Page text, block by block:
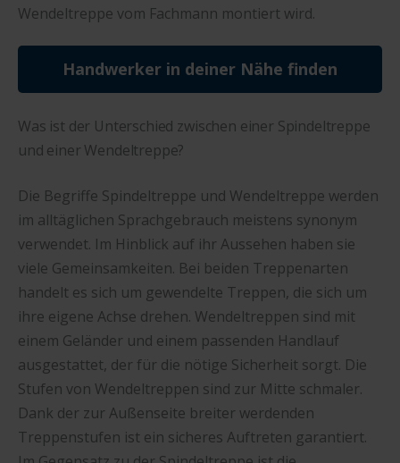
Wendeltreppe vom Fachmann montiert wird.
Handwerker in deiner Nähe finden
Was ist der Unterschied zwischen einer Spindeltreppe
und einer Wendeltreppe?
Die Begriffe Spindeltreppe und Wendeltreppe werden
im alltäglichen Sprachgebrauch meistens synonym
verwendet. Im Hinblick auf ihr Aussehen haben sie
viele Gemeinsamkeiten. Bei beiden Treppenarten
handelt es sich um gewendelte Treppen, die sich um
ihre eigene Achse drehen. Wendeltreppen sind mit
einem Geländer und einem passenden Handlauf
ausgestattet, der für die nötige Sicherheit sorgt. Die
Stufen von Wendeltreppen sind zur Mitte schmaler.
Dank der zur Außenseite breiter werdenden
Treppenstufen ist ein sicheres Auftreten garantiert.